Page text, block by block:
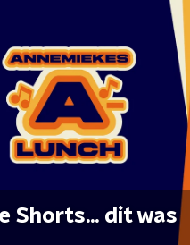
Shorts... dit was